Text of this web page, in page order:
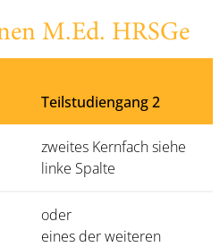
M.Ed. HRSGe
Teilstudiengang 2
zweites Kernfach siehe
linke Spalte
oder
eines der weiteren